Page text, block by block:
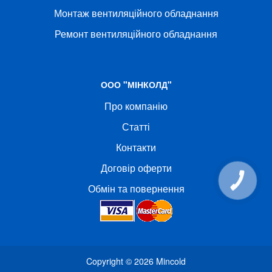
Монтаж вентиляційного обладнання
Ремонт вентиляційного обладнання
ООО "МІНКОЛД"
Про компанію
Статті
Контакти
Договір оферти
Обмін та повернення
Copyright © 2026 Mincold
КНОПКА
СВЯЗИ